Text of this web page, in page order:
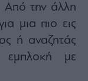
Από την άλλη
μια πιο εις
ή αναζητάς
εμπλοκή με